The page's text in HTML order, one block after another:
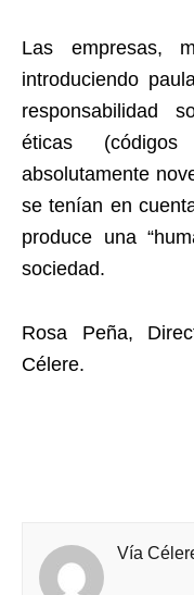
Las empresas,
introduciendo
responsabilidad
éticas
absolutamente
se tenían en
produce una
sociedad.
Rosa Peña,
Célere.
Vía